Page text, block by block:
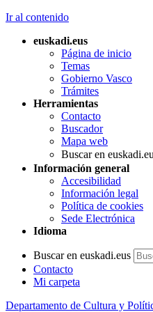
Ir al contenido
euskadi.eus
Página de inicio
Temas
Gobierno Vasco
Trámites
Herramientas
Contacto
Buscador
Mapa web
Buscar en
Información general
Accesibilidad
Información legal
Política de cookies
Sede Electrónica
Idioma
Buscar en euskadi.eus
Contacto
Mi carpeta
Departamento de Cultura y